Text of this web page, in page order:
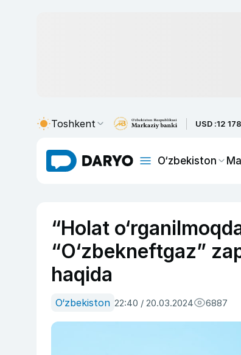
Toshkent USD :12
O‘zbekiston
“Holat
“O‘zbekneftgaz”
haqida
O‘zbekiston 22:40 / 20.03.2024 6887